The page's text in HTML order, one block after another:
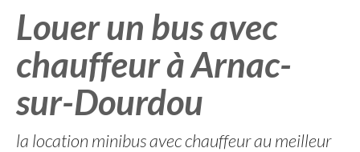
Louer un bus avec
chauffeur à Arnac-
sur-Dourdou
la location minibus avec chauffeur au meilleur